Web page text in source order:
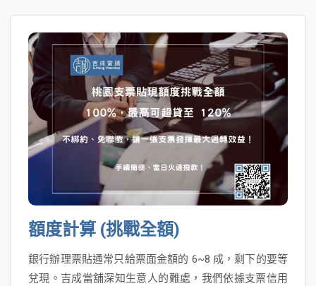
額度計算 (挑戰全額)
銀行辦理票貼通常只給票面金額的 6~8 成，剩下的要等
兌現。吉成當舖深知生意人的難處，我們依據支票信用